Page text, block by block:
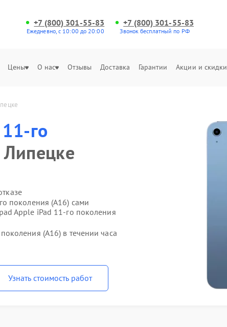
+7 (800) 301-55-83
Ежедневно, с 10:00 до 20:00
+7 (800) 301-55-83
Звонок бесплатный по РФ
Цены О нас Отзывы Доставка Гарантии Акции и скидки
го
Липецке
поколения (A16) сами
Apple iPad 11-го поколения
(A16) в течении часа
Узнать стоимость работ